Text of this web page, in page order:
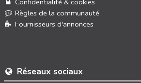
Réseaux sociaux
Règles de la communauté
Fournisseurs d'annonces